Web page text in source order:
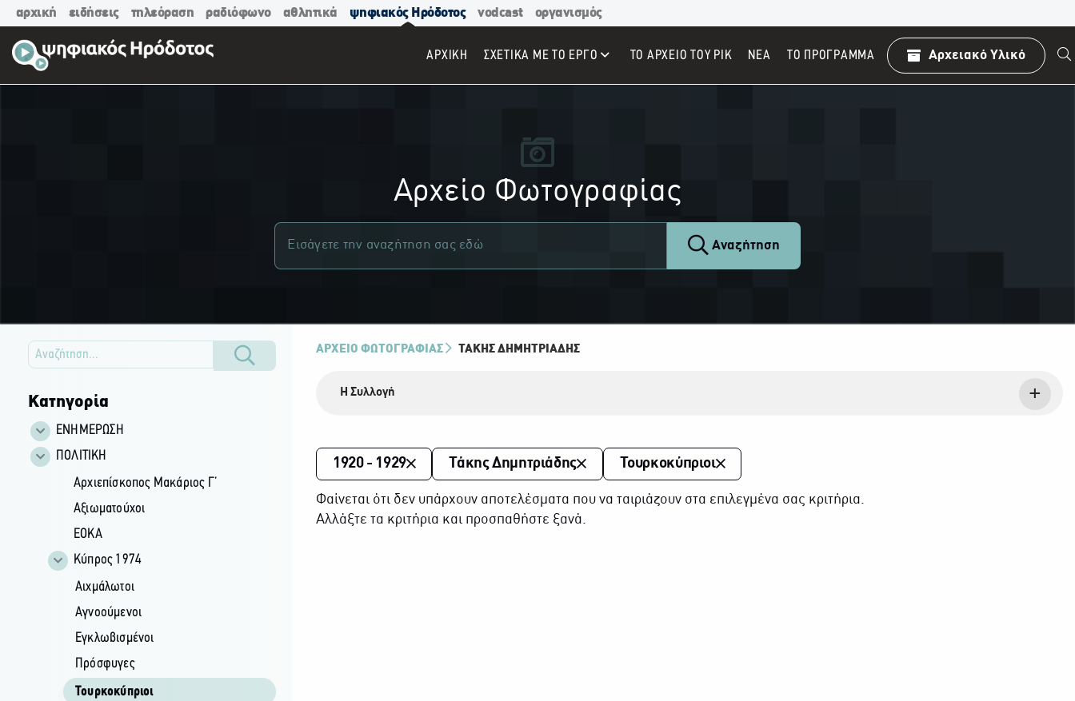
αρχική ειδήσεις τηλεόραση ραδιόφωνο αθλητικά ψηφιακός Ηρόδοτος vodcast οργανισμός
ΑΡΧΙΚΉ ΣΧΕΤΙΚΑ ΜΕ ΤΟ ΕΡΓΟ ΤΟ ΑΡΧΕΙΟ ΤΟΥ ΡΙΚ ΝΕΑ TO ΠΡΌΓΡΑΜΜΑ Αρχειακό Υλικό
Αρχείο Φωτογραφίας
Αναζήτηση
Κατηγορία
ΕΝΗΜΕΡΩΣΗ
ΠΟΛΙΤΙΚΗ
Αρχιεπίσκοπος Μακάριος Γ’
Αξιωματούχοι
ΕΟΚΑ
Κύπρος 1974
Αιχμάλωτοι
Αγνοούμενοι
Εγκλωβισμένοι
Πρόσφυγες
Τουρκοκύπριοι
ΑΡΧΕΙΟ ΦΩΤΟΓΡΑΦΙΑΣ ΤΆΚΗΣ ΔΗΜΗΤΡΙΆΔΗΣ
Η Συλλογή
1920 - 1929 Τάκης Δημητριάδης Τουρκοκύπριοι
Φαίνεται ότι δεν υπάρχουν αποτελέσματα που να ταιριάζουν στα επιλεγμένα σας κριτήρια.
Αλλάξτε τα κριτήρια και προσπαθήστε ξανά.